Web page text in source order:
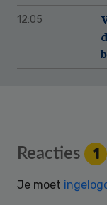
12:05
Reader
Interactions
Reacties 1
Je moet